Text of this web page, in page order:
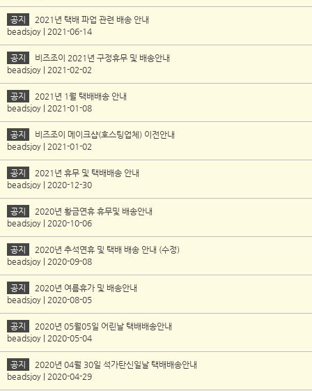
공지
2021년 택배 파업 관련 배송 안내
beadsjoy | 2021-06-14
공지
비즈조이 2021년 구정휴무 및 배송안내
beadsjoy | 2021-02-02
공지
2021년 1월 택배배송 안내
beadsjoy | 2021-01-08
공지
비즈조이 메이크샵(호스팅업체) 이전안내
beadsjoy | 2021-01-02
공지
2021년 휴무 및 택배배송 안내
beadsjoy | 2020-12-30
공지
2020년 황금연휴 휴무및 배송안내
beadsjoy | 2020-10-06
공지
2020년 추석연휴 및 택배 배송 안내 (수정)
beadsjoy | 2020-09-08
공지
2020년 여름휴가 및 배송안내
beadsjoy | 2020-08-05
공지
2020년 05월05일 어린날 택배배송안내
beadsjoy | 2020-05-04
공지
2020년 04월 30일 석가탄신일날 택배배송안내
beadsjoy | 2020-04-29